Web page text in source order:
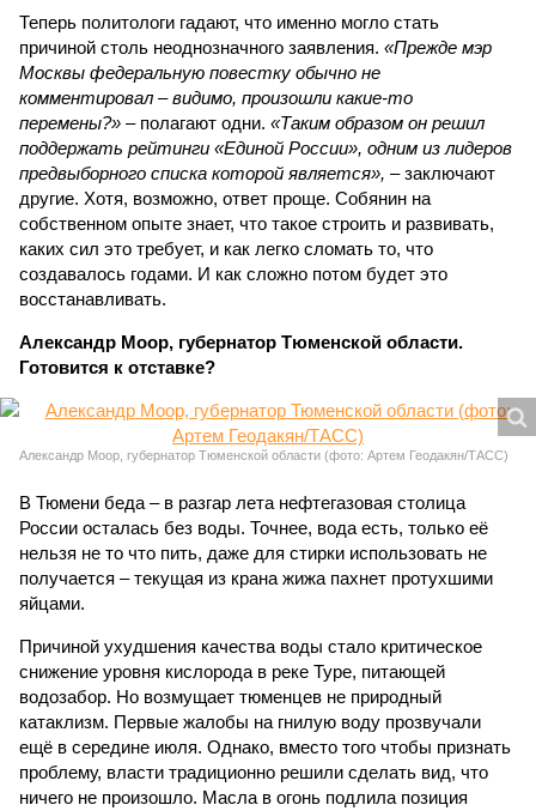
Теперь политологи гадают, что именно могло стать
причиной столь неоднозначного заявления. «Прежде мэр
Москвы федеральную повестку обычно не
комментировал – видимо, произошли какие-то
перемены?» – полагают одни. «Таким образом он решил
поддержать рейтинги «Единой России», одним из лидеров
предвыборного списка которой является», – заключают
другие. Хотя, возможно, ответ проще. Собянин на
собственном опыте знает, что такое строить и развивать,
каких сил это требует, и как легко сломать то, что
создавалось годами. И как сложно потом будет это
восстанавливать.
Александр Моор, губернатор Тюменской области.
Готовится к отставке?
Александр Моор, губернатор Тюменской области (фото: Артем Геодакян/ТАСС)
В Тюмени беда – в разгар лета нефтегазовая столица
России осталась без воды. Точнее, вода есть, только её
нельзя не то что пить, даже для стирки использовать не
получается – текущая из крана жижа пахнет протухшими
яйцами.
Причиной ухудшения качества воды стало критическое
снижение уровня кислорода в реке Туре, питающей
водозабор. Но возмущает тюменцев не природный
катаклизм. Первые жалобы на гнилую воду прозвучали
ещё в середине июля. Однако, вместо того чтобы признать
проблему, власти традиционно решили сделать вид, что
ничего не произошло. Масла в огонь подлила позиция